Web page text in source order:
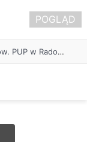
Około 90 tys. zł na szkolenia pracowników. PUP w Radomsku ogłasza nabór wniosków
POGLĄD